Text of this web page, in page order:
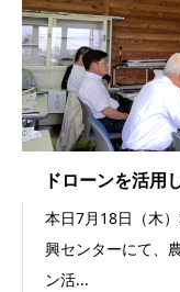
ドローンを活用
本日7月18日（木
興センターにて、
ン活...